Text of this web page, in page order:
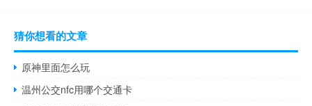
猜你想看的文章
原神里面怎么玩
温州公交nfc用哪个交通卡